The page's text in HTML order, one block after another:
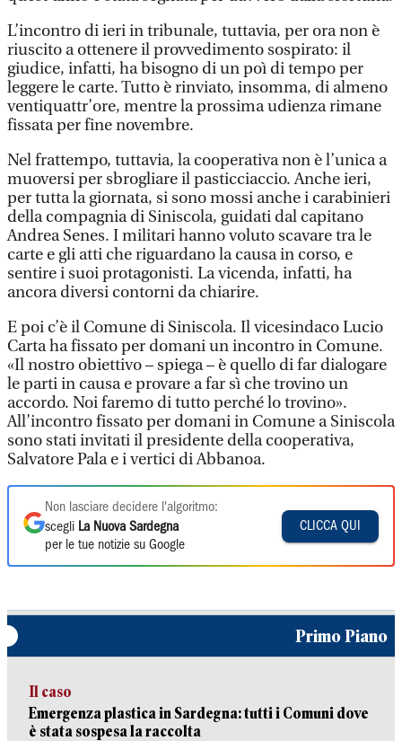
L’incontro di ieri in tribunale, tuttavia, per ora non è
riuscito a ottenere il provvedimento sospirato: il
giudice, infatti, ha bisogno di un poì di tempo per
leggere le carte. Tutto è rinviato, insomma, di almeno
ventiquattr’ore, mentre la prossima udienza rimane
fissata per fine novembre.
Nel frattempo, tuttavia, la cooperativa non è l’unica a
muoversi per sbrogliare il pasticciaccio. Anche ieri,
per tutta la giornata, si sono mossi anche i carabinieri
della compagnia di Siniscola, guidati dal capitano
Andrea Senes. I militari hanno voluto scavare tra le
carte e gli atti che riguardano la causa in corso, e
sentire i suoi protagonisti. La vicenda, infatti, ha
ancora diversi contorni da chiarire.
E poi c’è il Comune di Siniscola. Il vicesindaco Lucio
Carta ha fissato per domani un incontro in Comune.
«Il nostro obiettivo – spiega – è quello di far dialogare
le parti in causa e provare a far sì che trovino un
accordo. Noi faremo di tutto perché lo trovino».
All’incontro fissato per domani in Comune a Siniscola
sono stati invitati il presidente della cooperativa,
Salvatore Pala e i vertici di Abbanoa.
Non lasciare decidere l'algoritmo:
scegli La Nuova Sardegna
per le tue notizie su Google
CLICCA QUI
Primo Piano
Il caso
Emergenza plastica in Sardegna: tutti i Comuni dove
è stata sospesa la raccolta